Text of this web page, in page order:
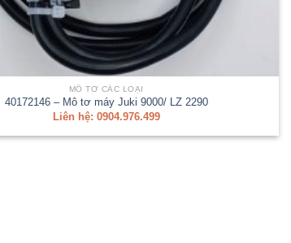
MÔ TƠ CÁC LOẠI
40172146 – Mô tơ máy Juki 9000/ LZ 2290
Liên hệ: 0904.976.499